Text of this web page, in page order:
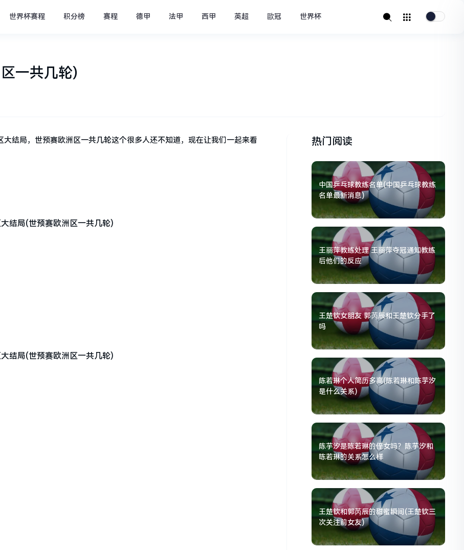
世界杯赛程 积分榜 赛程 德甲 法甲 西甲 英超 歐冠 世界杯
一共几轮)
结局，世预赛欧洲区一共几轮这个很多人还不知道，现在让我们一起来看
热门阅读
中国乒乓球教练名单(中国乒乓球教练
名单最新消息)
王丽萍教练处理 王丽萍夺冠通知教练
后他们的反应
王楚钦女朋友 郭芮辰和王楚钦分手了
吗
陈若琳个人简历多高(陈若琳和陈芋汐
是什么关系)
陈芋汐是陈若琳的侄女吗？陈芋汐和
陈若琳的关系怎么样
王楚钦和郭芮辰的甜蜜瞬间(王楚钦三
次关注前女友)